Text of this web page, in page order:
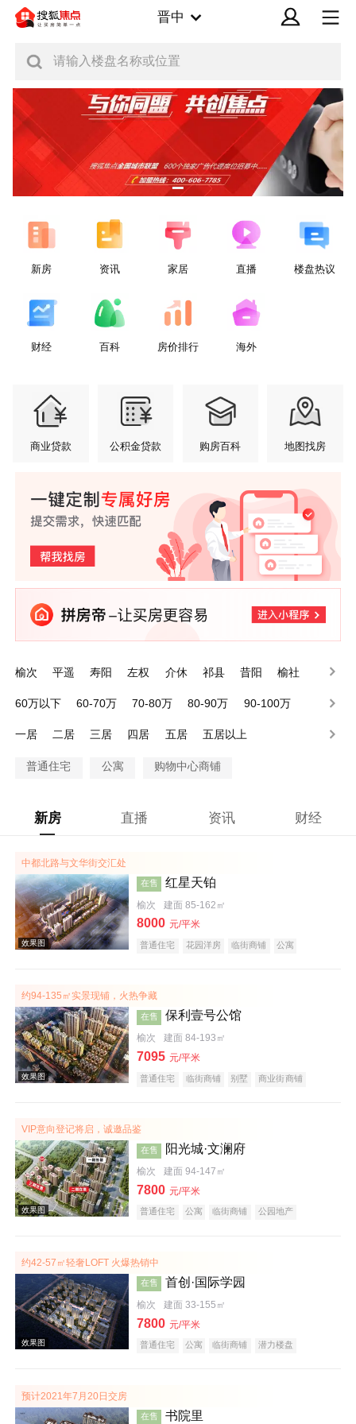
晋中
请输入楼盘名称或位置
新房 资讯 家居 直播 楼盘热议
财经 百科 房价排行 海外
商业贷款 公积金贷款 购房百科 地图找房
榆次 平遥 寿阳 左权 介休 祁县 昔阳
榆社
60万以下
60-70万 70-80万 80-90万
90-100万
一居
二居 三居 四居 五居 五居以上
普通住宅 公寓 购物中心商铺
新房 直播 资讯 财经
中都北路与文华街交汇处
效果图
在售 红星天铂
榆次 建面 85-162㎡
8000 元/平米
普通住宅 花园洋房 临街商铺
公寓
约94-135㎡实景现铺，火热争藏
效果图
在售 保利壹号公馆
榆次 建面 84-193㎡
7095 元/平米
普通住宅 临街商铺 别墅
商业街商铺
VIP意向登记将启，诚邀品鉴
在售 阳光城·文澜府
榆次 建面 94-147㎡
7800 元/平米
普通住宅 公寓 临街商铺
公园地产
约42-57㎡轻奢LOFT 火爆热销中
在售 首创·国际学园
榆次 建面 33-155㎡
7800 元/平米
普通住宅 公寓 临街商铺
潜力楼盘
预计2021年7月20日交房
在售 书院里